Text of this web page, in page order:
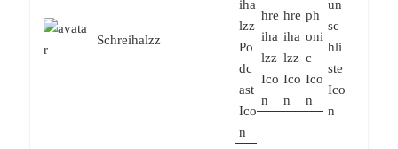
Schreihalzz